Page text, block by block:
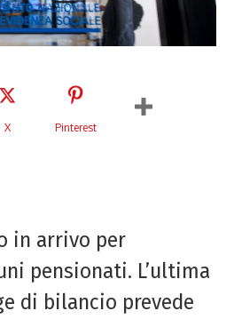
X Pinterest
in arrivo per
pensionati. L’ultima
di bilancio prevede